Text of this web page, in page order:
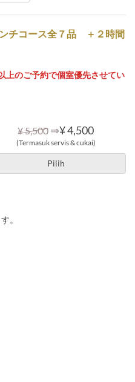
ンチコース全７品 ＋２時間
上のご予約で個室優先させてい
¥ 5,500 ⇒¥ 4,500
(Termasuk servis & cukai)
Pilih
。